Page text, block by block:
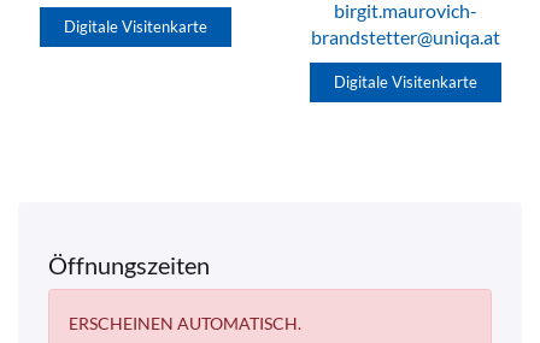
Digitale Visitenkarte
birgit.maurovich-
brandstetter@uniqa.at
Digitale Visitenkarte
Öffnungszeiten
ERSCHEINEN AUTOMATISCH.